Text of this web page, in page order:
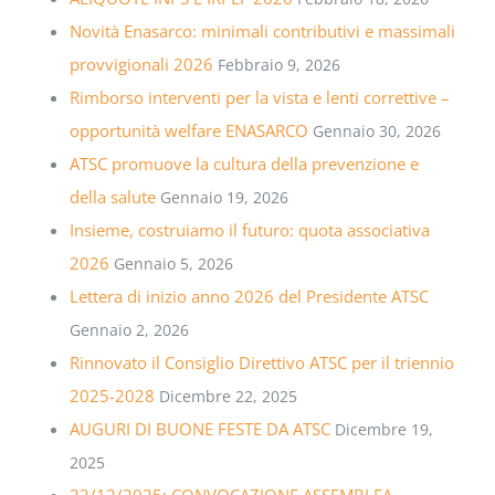
Novità Enasarco: minimali contributivi e massimali
provvigionali 2026 Febbraio 9, 2026
Rimborso interventi per la vista e lenti correttive –
opportunità welfare ENASARCO Gennaio 30, 2026
ATSC promuove la cultura della prevenzione e
della salute Gennaio 19, 2026
Insieme, costruiamo il futuro: quota associativa
2026 Gennaio 5, 2026
Lettera di inizio anno 2026 del Presidente ATSC
Gennaio 2, 2026
Rinnovato il Consiglio Direttivo ATSC per il triennio
2025-2028 Dicembre 22, 2025
AUGURI DI BUONE FESTE DA ATSC Dicembre 19,
2025